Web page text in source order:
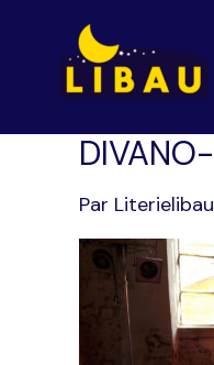
contenu
Par Literielibau